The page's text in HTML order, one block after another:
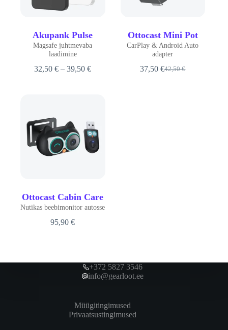
Akupank Pulse
Magsafe juhtmevaba
laadimine
32,50€ – 39,50€Hinnavahemik:
Ottocast Mini Pot
CarPlay & Android Auto
adapter
42,50€
Algne
37,50€Praegune
Ottocast Cabin Care
Nutikas beebimonitor autosse
95,90€
+372 5827 3546
info@gearloot.ee
Müügitingimused
Privaatsustingimused